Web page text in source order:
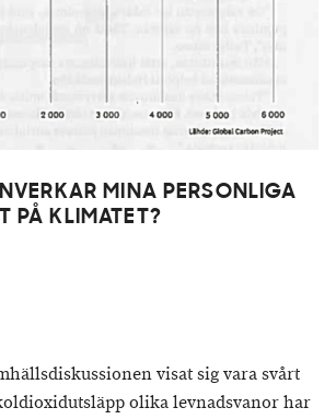
MINA PERSONLIGA
PÅ KLIMATET?
visat sig vara svårt
olika levnadsvanor har